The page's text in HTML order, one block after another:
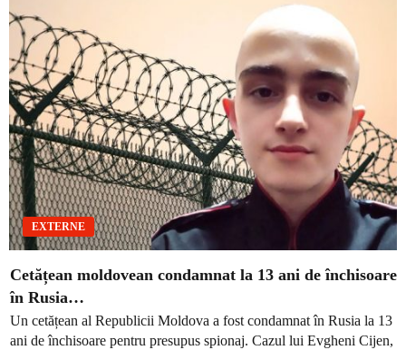
EXTERNE
Cetățean moldovean condamnat la 13 ani de închisoare
în Rusia…
Un cetățean al Republicii Moldova a fost condamnat în Rusia la 13
ani de închisoare pentru presupus spionaj. Cazul lui Evgheni Cijen,